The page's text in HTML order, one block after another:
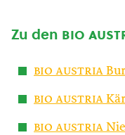
Zu den bio
bio austria
bio austria
bio austria